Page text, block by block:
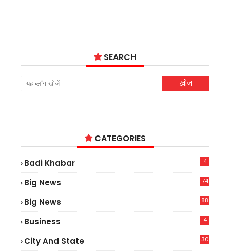
SEARCH
CATEGORIES
Badi Khabar 4
Big News
74
Big News
88
Business 4
City And State 30